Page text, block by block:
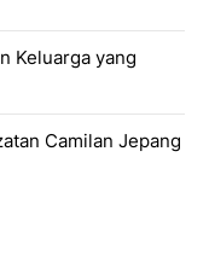
Keluarga yang
Camilan Jepang